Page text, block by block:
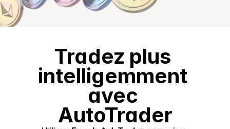
Tradez plus
intelligemment
avec
AutoTrader